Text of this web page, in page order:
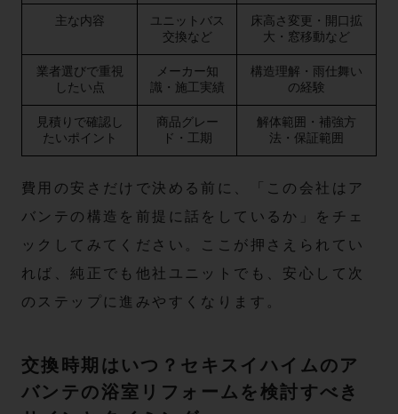
主な内容
ユニットバス
交換など
床高さ変更・開口拡
大・窓移動など
業者選びで重視
したい点
メーカー知
識・施工実績
構造理解・雨仕舞い
の経験
見積りで確認し
たいポイント
商品グレー
ド・工期
解体範囲・補強方
法・保証範囲
費用の安さだけで決める前に、「この会社はア
バンテの構造を前提に話をしているか」をチェ
ックしてみてください。ここが押さえられてい
れば、純正でも他社ユニットでも、安心して次
のステップに進みやすくなります。
交換時期はいつ？セキスイハイムのア
バンテの浴室リフォームを検討すべき